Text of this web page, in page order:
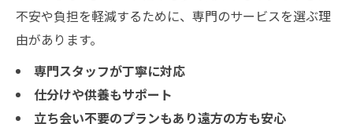
不安や負担を軽減するために、専門のサービスを選ぶ理
由があります。
専門スタッフが丁寧に対応
仕分けや供養もサポート
立ち会い不要のプランもあり遠方の方も安心